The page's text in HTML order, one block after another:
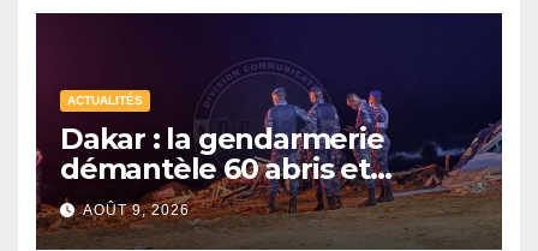
ACTUALITÉS
Dakar : la gendarmerie
démantèle 60 abris et
interpelle 27 personnes
AOÛT 9, 2026